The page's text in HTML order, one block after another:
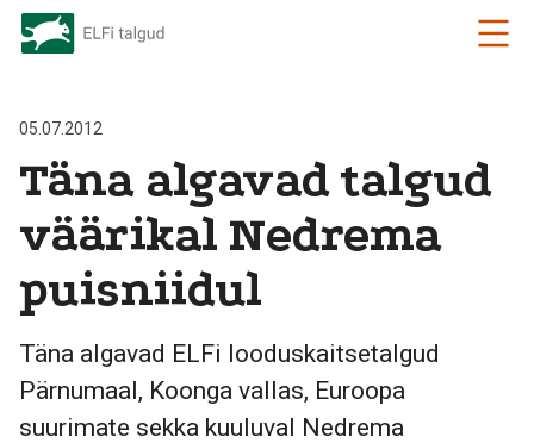
05.07.2012
Täna algavad talgud
väärikal Nedrema
puisniidul
Täna algavad ELFi looduskaitsetalgud
Pärnumaal, Koonga vallas, Euroopa
suurimate sekka kuuluval Nedrema